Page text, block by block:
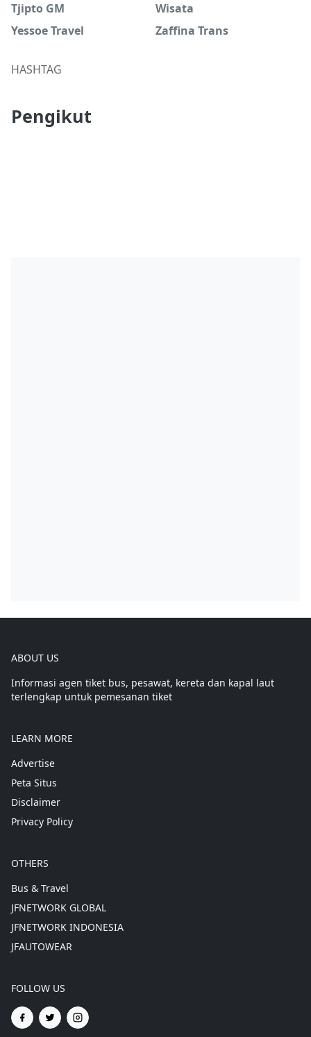
Tjipto GM
Wisata
Yessoe Travel
Zaffina Trans
HASHTAG
Pengikut
ABOUT US
Informasi agen tiket bus, pesawat, kereta dan kapal laut
terlengkap untuk pemesanan tiket
LEARN MORE
Advertise
Peta Situs
Disclaimer
Privacy Policy
OTHERS
Bus & Travel
JFNETWORK GLOBAL
JFNETWORK INDONESIA
JFAUTOWEAR
FOLLOW US